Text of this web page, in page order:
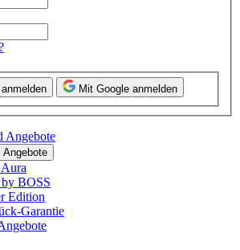
Mit Google anmelden
Angebote
Angebote
BOSS
Edition
Garantie